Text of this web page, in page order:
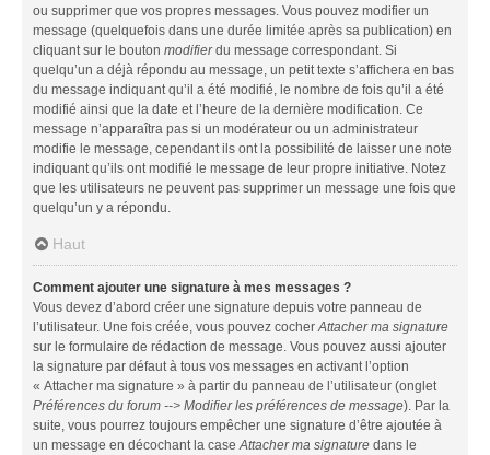
ou supprimer que vos propres messages. Vous pouvez modifier un
message (quelquefois dans une durée limitée après sa publication) en
cliquant sur le bouton modifierdu message correspondant. Si
quelqu’un a déjà répondu au message, un petit texte s’affichera en bas
du message indiquant qu’il a été modifié, le nombre de fois qu’il a été
modifié ainsi que la date et l’heure de la dernière modification. Ce
message n’apparaîtra pas si un modérateur ou un administrateur
modifie le message, cependant ils ont la possibilité de laisser une note
indiquant qu’ils ont modifié le message de leur propre initiative. Notez
que les utilisateurs ne peuvent pas supprimer un message une fois que
quelqu’un y a répondu.
Haut
Comment ajouter une signature à mes messages ?
Vous devez d’abord créer une signature depuis votre panneau de
l’utilisateur. Une fois créée, vous pouvez cocherAttacher ma signature
sur le formulaire de rédaction de message. Vous pouvez aussi ajouter
la signature par défaut à tous vos messages en activant l’option
« Attacher ma signature » à partir du panneau de l’utilisateur (onglet
Préférences du forum --> Modifier les préférences de message). Par la
suite, vous pourrez toujours empêcher une signature d’être ajoutée à
un message en décochant la caseAttacher ma signature dans le